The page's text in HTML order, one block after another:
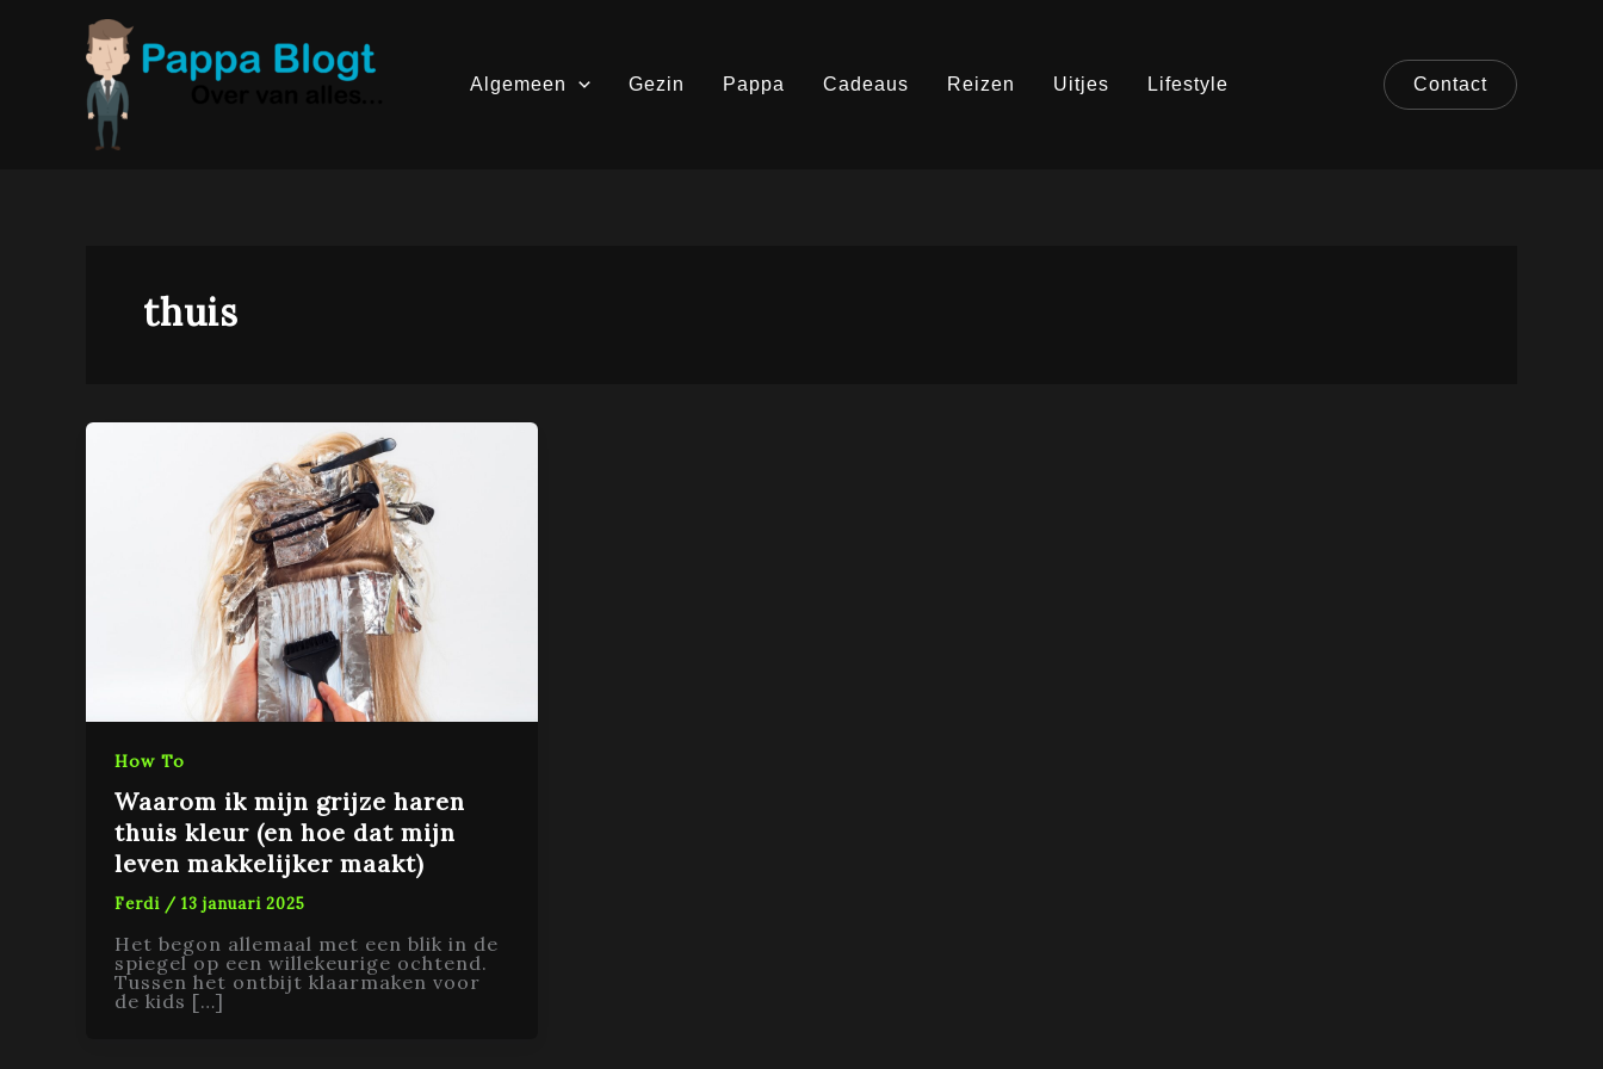
Algemeen Gezin Pappa Cadeaus Reizen Uitjes Lifestyle Contact
thuis
How To
Waarom ik mijn grijze haren
thuis kleur (en hoe dat mijn
leven makkelijker maakt)
Ferdi / 13 januari 2025
Het begon allemaal met een blik in de
spiegel op een willekeurige ochtend.
Tussen het ontbijt klaarmaken voor
de kids […]